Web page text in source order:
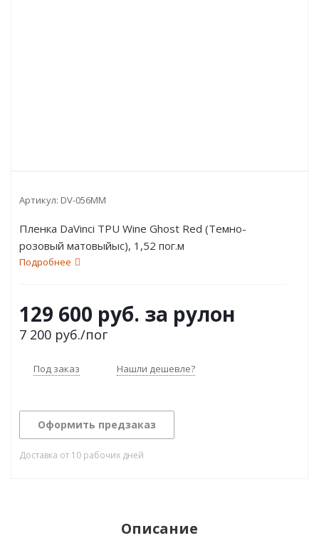
Артикул: DV-056MM
Пленка DaVinci TPU Wine Ghost Red (Темно-
розовый матовыйыс), 1,52 пог.м
Подробнее
129 600 руб. за рулон
7 200 руб./пог
Под заказ Нашли дешевле?
Оформить предзаказ
Доставка от 10 рабочих дней
Описание